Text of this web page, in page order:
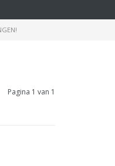
Pagina 1 van 1